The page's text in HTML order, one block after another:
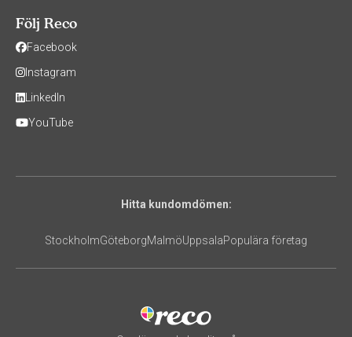
Följ Reco
Facebook
Instagram
LinkedIn
YouTube
Hitta kundomdömen:
StockholmGöteborgMalmöUppsalaPopulära företag